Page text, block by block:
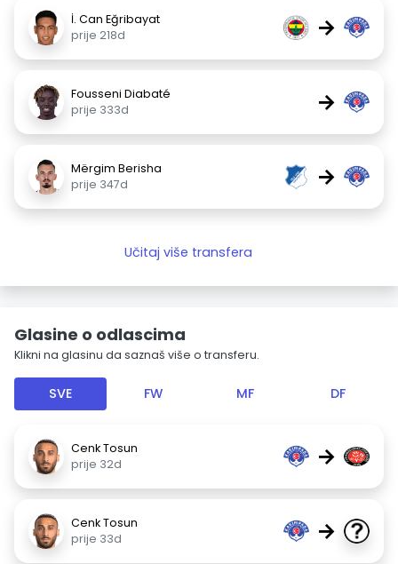
İ. Can Eğribayat
prije 218d
→
Fousseni Diabaté
prije 333d
→
Mërgim Berisha
prije 347d
→
Učitaj više transfera
Glasine o odlascima
Klikni na glasinu da saznaš više o transferu.
SVE FW MF DF
Cenk Tosun
prije 32d
→
Cenk Tosun
prije 33d
→